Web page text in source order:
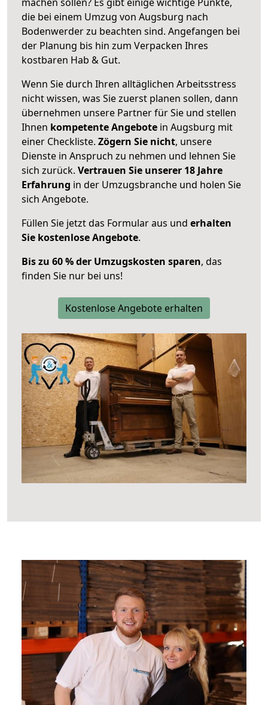
die bei einem Umzug von Augsburg nach
Bodenwerder zu beachten sind. Angefangen bei
der Planung bis hin zum Verpacken Ihres
kostbaren Hab & Gut.
Wenn Sie durch Ihren alltäglichen Arbeitsstress
nicht wissen, was Sie zuerst planen sollen, dann
übernehmen unsere Partner für Sie und stellen
Ihnen kompetente Angebote in Augsburg mit
einer Checkliste. Zögern Sie nicht, unsere
Dienste in Anspruch zu nehmen und lehnen Sie
sich zurück. Vertrauen Sie unserer 18 Jahre
Erfahrung in der Umzugsbranche und holen Sie
sich Angebote.
Füllen Sie jetzt das Formular aus und erhalten
Sie kostenlose Angebote.
Bis zu 60 % der Umzugskosten sparen, das
finden Sie nur bei uns!
Kostenlose Angebote erhalten